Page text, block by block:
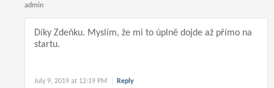
admin
Díky Zdeňku. Myslím, že mi to úplně dojde až přímo na
startu.
July 9, 2019 at 12:19 PM Reply